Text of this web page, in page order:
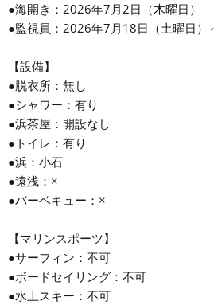
●海開き：2026年7月2日（木曜日）
●監視員：2026年7月18日（土曜日）
【設備】
●脱衣所：無し
●シャワー：有り
●浜茶屋：開設なし
●トイレ：有り
●浜：小石
●遠浅：×
●バーベキュー：×
【マリンスポーツ】
●サーフィン：不可
●ボードセイリング：不可
●水上スキー：不可